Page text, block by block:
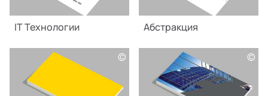
IT Технологии Абстракция
© ©